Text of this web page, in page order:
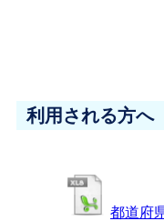
利用される方へ
都道府